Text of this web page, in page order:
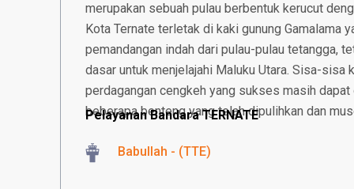
merupakan sebuah pulau berbentuk kerucut
Kota Ternate terletak di kaki gunung Gamalama
pemandangan indah dari pulau-pulau tetangga,
dasar untuk menjelajahi Maluku Utara. Sisa-sisa
perdagangan cengkeh yang sukses masih
beberapa benteng yang telah dipulihkan dan
Pelayanan Bandara TERNATE
Babullah - (TTE)